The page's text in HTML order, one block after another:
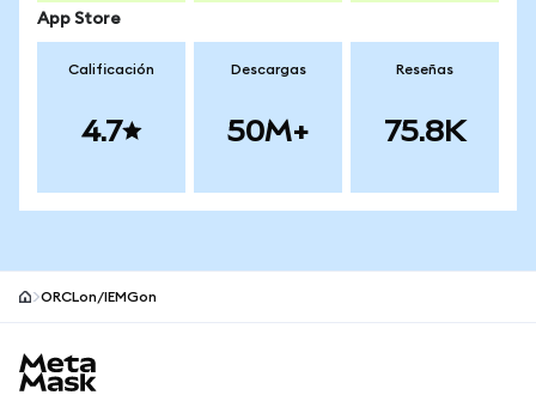
App Store
Calificación
4.7
Descargas
50M+
Reseñas
75.8K
ORCLon/IEMGon